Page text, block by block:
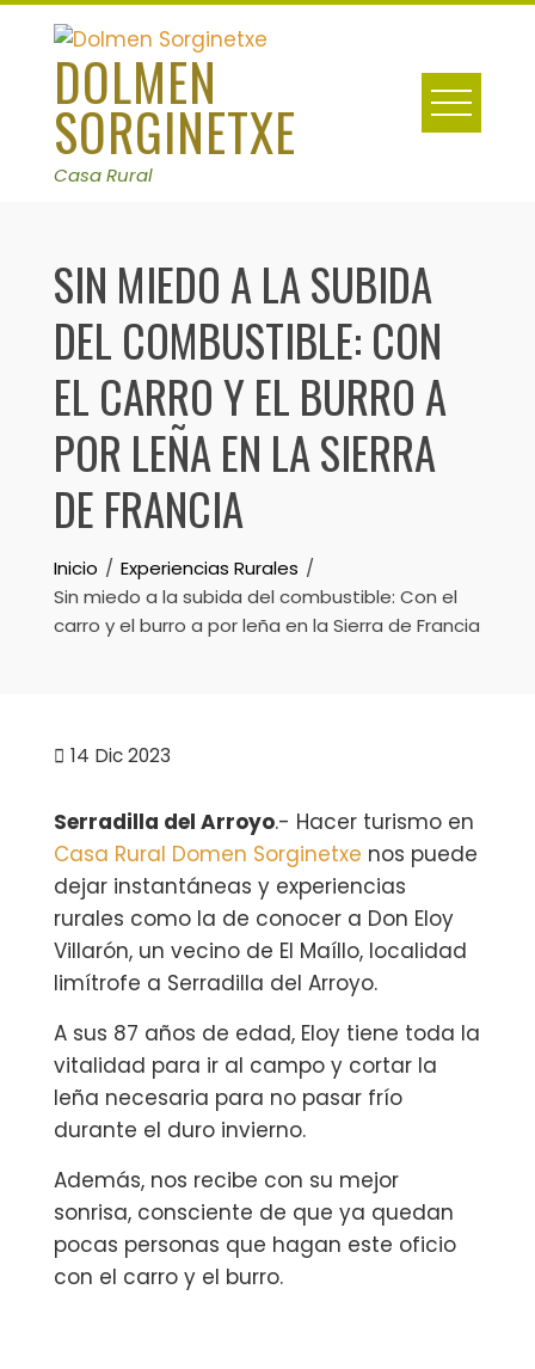
Skip
contentDOLMEN
SORGINETXE
Casa Rural
SIN MIEDO A LA SUBIDA
DEL COMBUSTIBLE: CON
EL CARRO Y EL BURRO A
POR LEÑA EN LA SIERRA
DE FRANCIA
Inicio
Experiencias Rurales
Sin miedo a la subida del combustible: Con el
carro y el burro a por leña en la Sierra de Francia
14 Dic 2023
Serradilla del Arroyo.- Hacer turismo en
Casa Rural Domen Sorginetxe nos puede
dejar instantáneas y experiencias
rurales como la de conocer a Don Eloy
Villarón, un vecino de El Maíllo, localidad
limítrofe a Serradilla del Arroyo.
A sus 87 años de edad, Eloy tiene toda la
vitalidad para ir al campo y cortar la
leña necesaria para no pasar frío
durante el duro invierno.
Además, nos recibe con su mejor
sonrisa, consciente de que ya quedan
pocas personas que hagan este oficio
con el carro y el burro.